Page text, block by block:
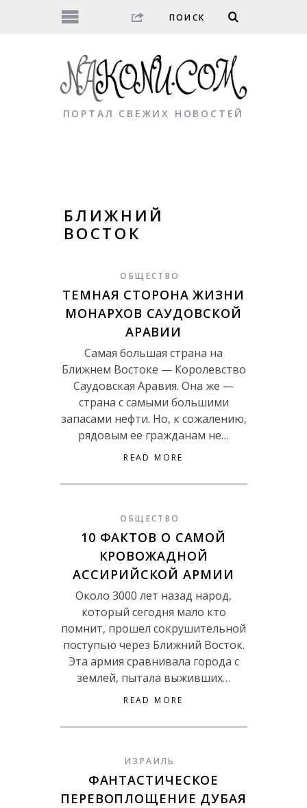
ПОРТАЛ СВЕЖИХ НОВОСТЕЙ
БЛИЖНИЙ
ВОСТОК
ОБЩЕСТВО
ТЕМНАЯ СТОРОНА ЖИЗНИ
МОНАРХОВ САУДОВСКОЙ
АРАВИИ
Самая большая страна на
Ближнем Востоке — Королевство
Саудовская Аравия. Она же —
страна с самыми большими
запасами нефти. Но, к сожалению,
рядовым ее гражданам не…
READ MORE
ОБЩЕСТВО
10 ФАКТОВ О САМОЙ
КРОВОЖАДНОЙ
АССИРИЙСКОЙ АРМИИ
Около 3000 лет назад народ,
который сегодня мало кто
помнит, прошел сокрушительной
поступью через Ближний Восток.
Эта армия сравнивала города с
землей, пытала выживших…
READ MORE
ИЗРАИЛЬ
ФАНТАСТИЧЕСКОЕ
ПЕРЕВОПЛОЩЕНИЕ ДУБАЯ